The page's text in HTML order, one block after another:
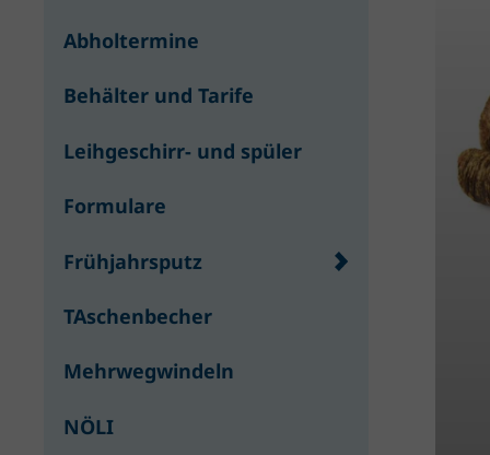
Abholtermine
Behälter und Tarife
Leihgeschirr- und spüler
Formulare
Frühjahrsputz
TAschenbecher
Mehrwegwindeln
NÖLI